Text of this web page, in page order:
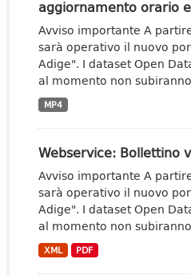
aggiornamento orario
Avviso importante A
sarà operativo il nuovo
Adige". I dataset Open
al momento non
MP4
Webservice: Bollettino
Avviso importante A
sarà operativo il nuovo
Adige". I dataset Open
al momento non
XML PDF